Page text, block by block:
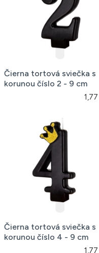
Čierna tortová sviečka s
korunou číslo 2 - 9 cm
Čierna tortová sviečka s
korunou číslo 4 - 9 cm